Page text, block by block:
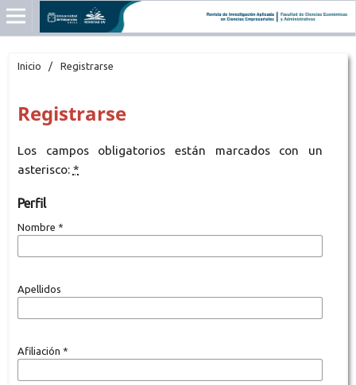
Inicio / Registrarse
Registrarse
Los campos obligatorios están marcados con un
asterisco: *
Perfil
Nombre *
Apellidos
Afiliación *